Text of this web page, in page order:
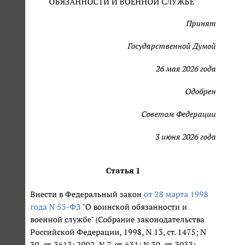
Принят
Государственной Думой
26 мая 2026 года
Одобрен
Советом Федерации
3 июня 2026 года
Статья 1
Внести в Федеральный закон от 28 марта 1998
года N 53-ФЗ "О воинской обязанности и
военной службе" (Собрание законодательства
Российской Федерации, 1998, N 13, ст. 1475; N